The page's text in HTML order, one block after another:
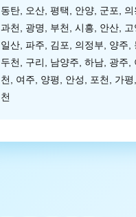
동탄, 오산, 평택, 안양, 군포, 의
과천, 광명, 부천, 시흥, 안산, 고
일산, 파주, 김포, 의정부, 양주,
두천, 구리, 남양주, 하남, 광주,
천, 여주, 양평, 안성, 포천, 가평
천